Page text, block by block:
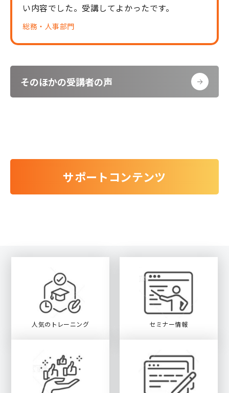
い内容でした。受講してよかったです。
総務・人事部門
そのほかの受講者の声
サポートコンテンツ
人気のトレーニング セミナー情報